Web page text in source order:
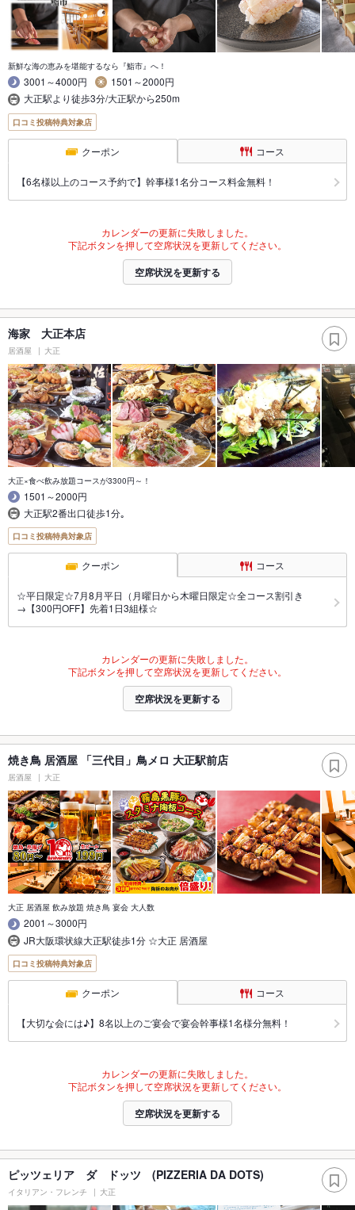
新鮮な海の恵みを堪能するなら『鮨市』へ！
3001～4000円
1501～2000円
大正駅より徒歩3分/大正駅から250m
口コミ投稿特典対象店
クーポン コース
【6名様以上のコース予約で】幹事様1名分コース料金無料！
カレンダーの更新に失敗しました。
下記ボタンを押して空席状況を更新してください。
空席状況を更新する
海家 大正本店
居酒屋 大正
大正×食べ飲み放題コースが3300円～！
1501～2000円
大正駅2番出口徒歩1分｡
口コミ投稿特典対象店
クーポン コース
☆平日限定☆7月8月平日（月曜日から木曜日限定☆全コース割引き
→【300円OFF】先着1日3組様☆
カレンダーの更新に失敗しました。
下記ボタンを押して空席状況を更新してください。
空席状況を更新する
焼き鳥 居酒屋 「三代目」鳥メロ 大正駅前店
居酒屋 大正
大正 居酒屋 飲み放題 焼き鳥 宴会 大人数
2001～3000円
JR大阪環状線大正駅徒歩1分 ☆大正 居酒屋
口コミ投稿特典対象店
クーポン コース
【大切な会には♪】8名以上のご宴会で宴会幹事様1名様分無料！
カレンダーの更新に失敗しました。
下記ボタンを押して空席状況を更新してください。
空席状況を更新する
ピッツェリア ダ ドッツ (PIZZERIA DA DOTS)
イタリアン・フレンチ 大正